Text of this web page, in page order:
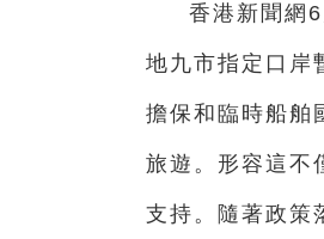
香港新聞網
地九市指定口岸
擔保和臨時船舶
旅遊。形容這不
支持。隨著政策